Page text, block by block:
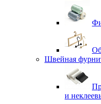
Швейная
и